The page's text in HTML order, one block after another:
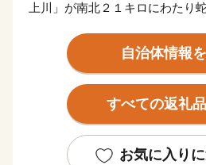
上川」が南北２１キロにわたり
める、自然豊かなところです。
最上川の両岸に沿った河岸段丘
沃な土地で、１３０年以上の栽
シンボルとなっています。その
民一人ひとりが誠実な営みを続
自治体情報
すべての返礼
お気に入り